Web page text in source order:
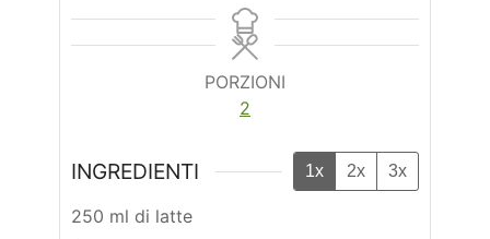
PORZIONI
2
INGREDIENTI 1x 2x 3x
250 ml di latte